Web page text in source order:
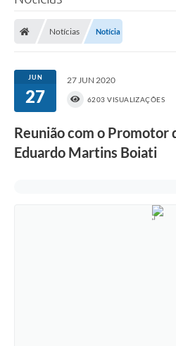
Notícias Notícia
JUN
27
27 JUN 2020
6203 VISUALIZAÇÕES
Reunião com o Promotor
Eduardo Martins Boiati